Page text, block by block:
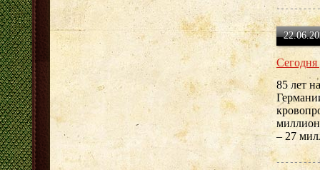
Сегодня
85 лет
– 27